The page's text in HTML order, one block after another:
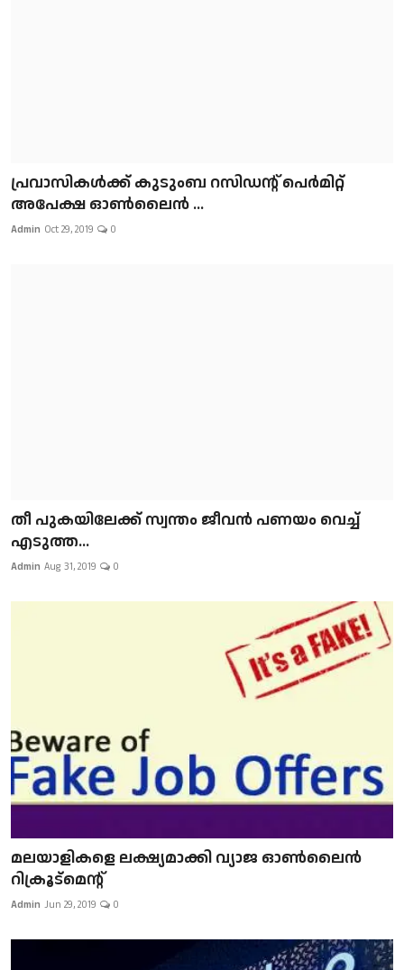
പ്രവാസികള്‍ക്ക് കുടുംബ റസിഡന്റ് പെർമിറ്റ്
അപേക്ഷ ഓൺലൈൻ ...
Admin Oct 29, 2019 0
​​​​​​​തീ പുകയിലേക്ക് സ്വന്തം ജീവന്‍ പണയം വെച്ച്
എടുത്ത...
Admin Aug 31, 2019 0
മലയാളികളെ ലക്ഷ്യമാക്കി വ്യാജ ഓൺലൈൻ
റിക്രൂട്മെന്റ്
Admin Jun 29, 2019 0